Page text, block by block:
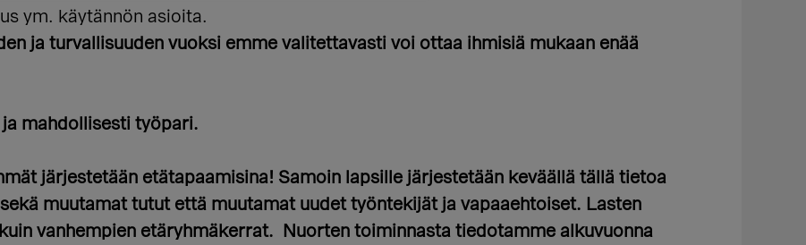
ym. käytännön asioita.
ja turvallisuuden vuoksi emme valitettavasti voi ottaa ihmisiä mukaan enää
ja mahdollisesti työpari.
järjestetään etätapaamisina! Samoin lapsille järjestetään keväällä tällä tietoa
muutamat tutut että muutamat uudet työntekijät ja vapaaehtoiset. Lasten
vanhempien etäryhmäkerrat. Nuorten toiminnasta tiedotamme alkuvuonna